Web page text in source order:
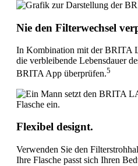
Nie den Filterwechsel
In Kombination mit der BRITA
die verbleibende Lebensdauer
BRITA App überprüfen.5
Flexibel designt.
Verwenden Sie den
Ihre Flasche passt sich Ihren